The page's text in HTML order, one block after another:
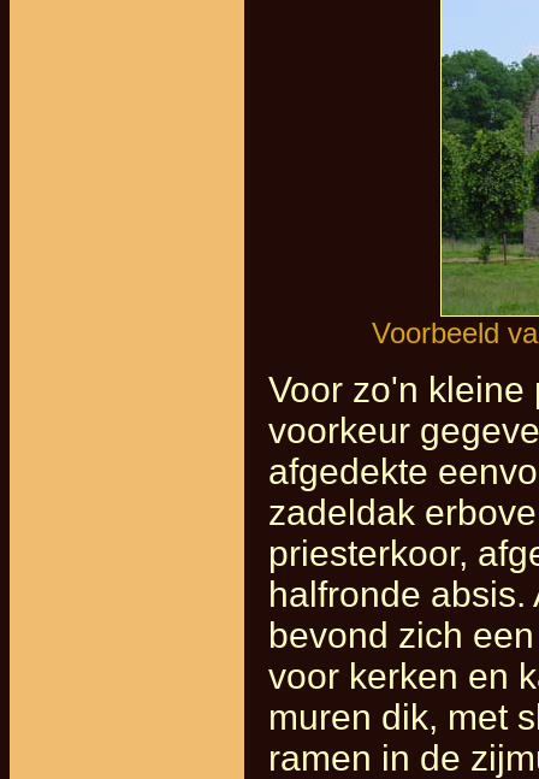
Voorbeeld
Voor zo'n
voorkeur
afgedekte
zadeldak
priesterkoor,
halfronde
bevond zich
voor kerken en
muren dik, met
ramen in de